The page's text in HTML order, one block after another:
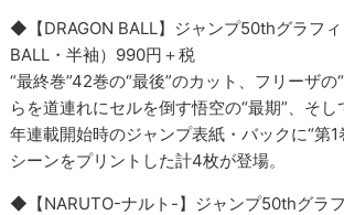
◆【DRAGON BALL】ジャンプ50thグラフ
BALL・半袖）990円＋税
“最終巻”42巻の“最後”のカット、フリーザの
らを道連れにセルを倒す悟空の“最期”、そ
年連載開始時のジャンプ表紙・バックに“第1
シーンをプリントした計4枚が登場。
◆【NARUTO-ナルト-】ジャンプ50thグラ